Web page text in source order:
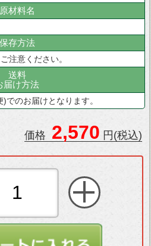
原材料名
保存方法
注意ください。
送料
届け方法
でのお届けとなります。
価格 2,570 円(税込)